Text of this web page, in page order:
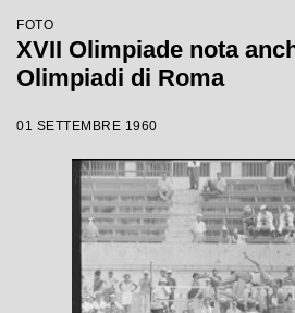
FOTO
XVII Olimpiade nota
Olimpiadi di Roma
01 SETTEMBRE 1960